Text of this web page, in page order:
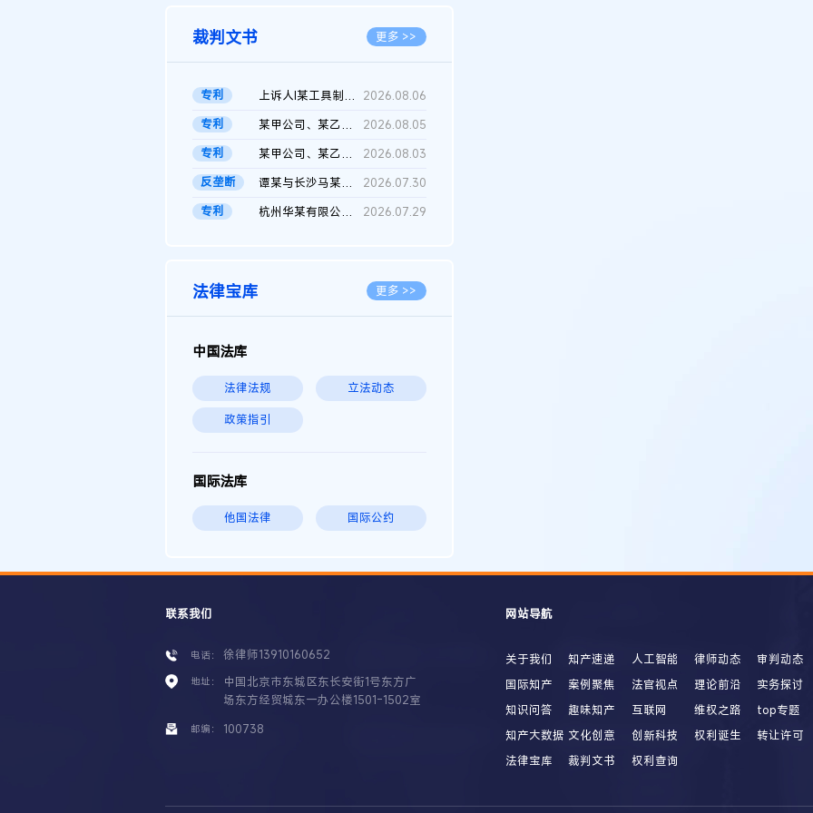
裁判文书 更多 >>
专利 上诉人I某工具制品有限公司与被上诉人程某及一审被告中华人民共和...
2026.08.06
专利
某甲公司、某乙公司、某丙公司申请诉前行为保全复议裁定书
2026.08.05
专利
某甲公司、某乙公司、官某与某丙公司专利申请权权属纠纷 二审判决...
2026.08.03
反垄断
谭某与长沙马某堆农产品股份有限公司滥用市场支配地位纠纷二审裁...
2026.07.30
专利
杭州华某有限公司与菲某有限公司侵害发明专利权纠纷 2026.07.29
法律宝库 更多 >>
中国法库
法律法规 立法动态
政策指引
国际法库
他国法律 国际公约
联系我们
电话： 徐律师13910160652
地址：
中国北京市东城区东长安街1号东方广
场东方经贸城东一办公楼1501-1502室
邮编： 100738
网站导航
关于我们 知产速递 人工智能 律师动态
审判动态
国际知产
案例聚焦 法官视点 理论前沿
实务探讨
知识问答
趣味知产 互联网 维权之路
top专题
知产大数据 文化创意 创新科技 权利诞生
转让许可
法律宝库
裁判文书 权利查询